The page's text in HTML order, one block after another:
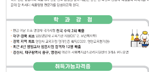
GALLERY
학과소식